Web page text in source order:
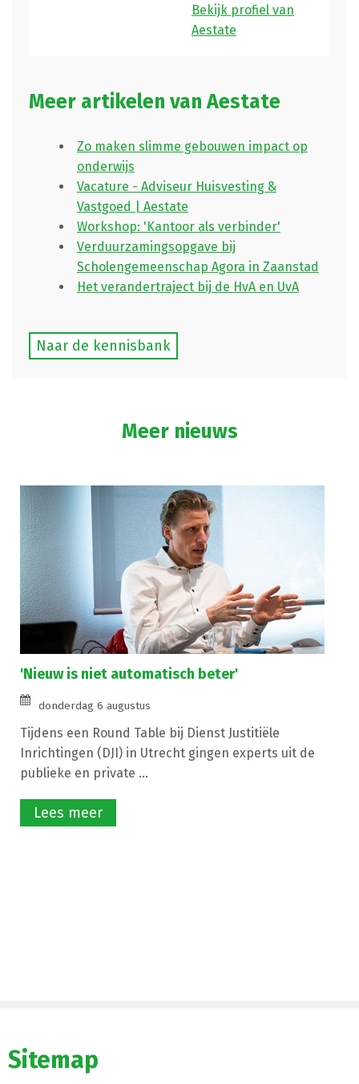
Bekijk profiel van
Aestate
Meer artikelen van Aestate
Zo maken slimme gebouwen impact op
onderwijs
Vacature - Adviseur Huisvesting &
Vastgoed | Aestate
Workshop: 'Kantoor als verbinder'
Verduurzamingsopgave bij
Scholengemeenschap Agora in Zaanstad
Het verandertraject bij de HvA en UvA
Naar de kennisbank
Meer nieuws
'Nieuw is niet automatisch beter'
donderdag 6 augustus
Tijdens een Round Table bij Dienst Justitiële
Inrichtingen (DJI) in Utrecht gingen experts uit de
publieke en private ...
Lees meer
Sitemap